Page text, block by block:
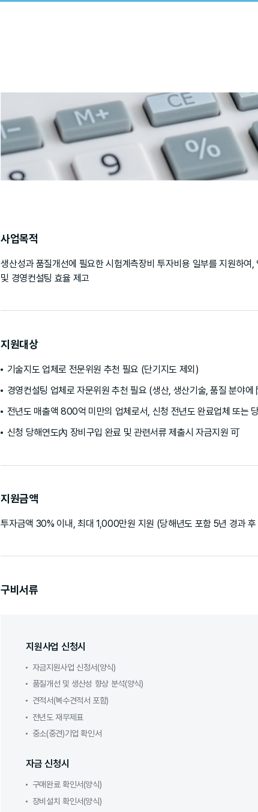
사업목적
생산성과 품질개선에 필요한 시험계측장비 투자비용 일부를 지원하
및 경영컨설팅 효율 제고
지원대상
기술지도 업체로 전문위원 추천 필요 (단기지도 제외)
경영컨설팅 업체로 자문위원 추천 필요 (생산, 생산기술, 품질 분야에
전년도 매출액 800억 미만의 업체로서, 신청 전년도 완료업체 또는
신청 당해연도內 장비구입 완료 및 관련서류 제출시 자금지원 可
지원금액
투자금액 30% 이내, 최대 1,000만원 지원 (당해년도 포함 5년 경과
구비서류
지원사업 신청시
자금지원사업 신청서(양식)
품질개선 및 생산성 향상 분석(양식)
견적서(복수견적서 포함)
전년도 재무제표
중소(중견)기업 확인서
자금 신청시
구매완료 확인서(양식)
장비설치 확인서(양식)